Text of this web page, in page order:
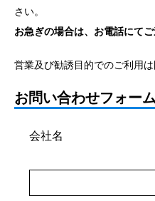
さい。
お急ぎの場合は、お電話にてご
営業及び勧誘目的でのご利用は
お問い合わせフォー
会社名